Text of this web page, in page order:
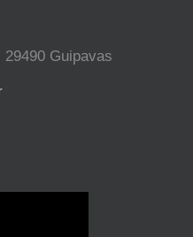
29490 Guipavas